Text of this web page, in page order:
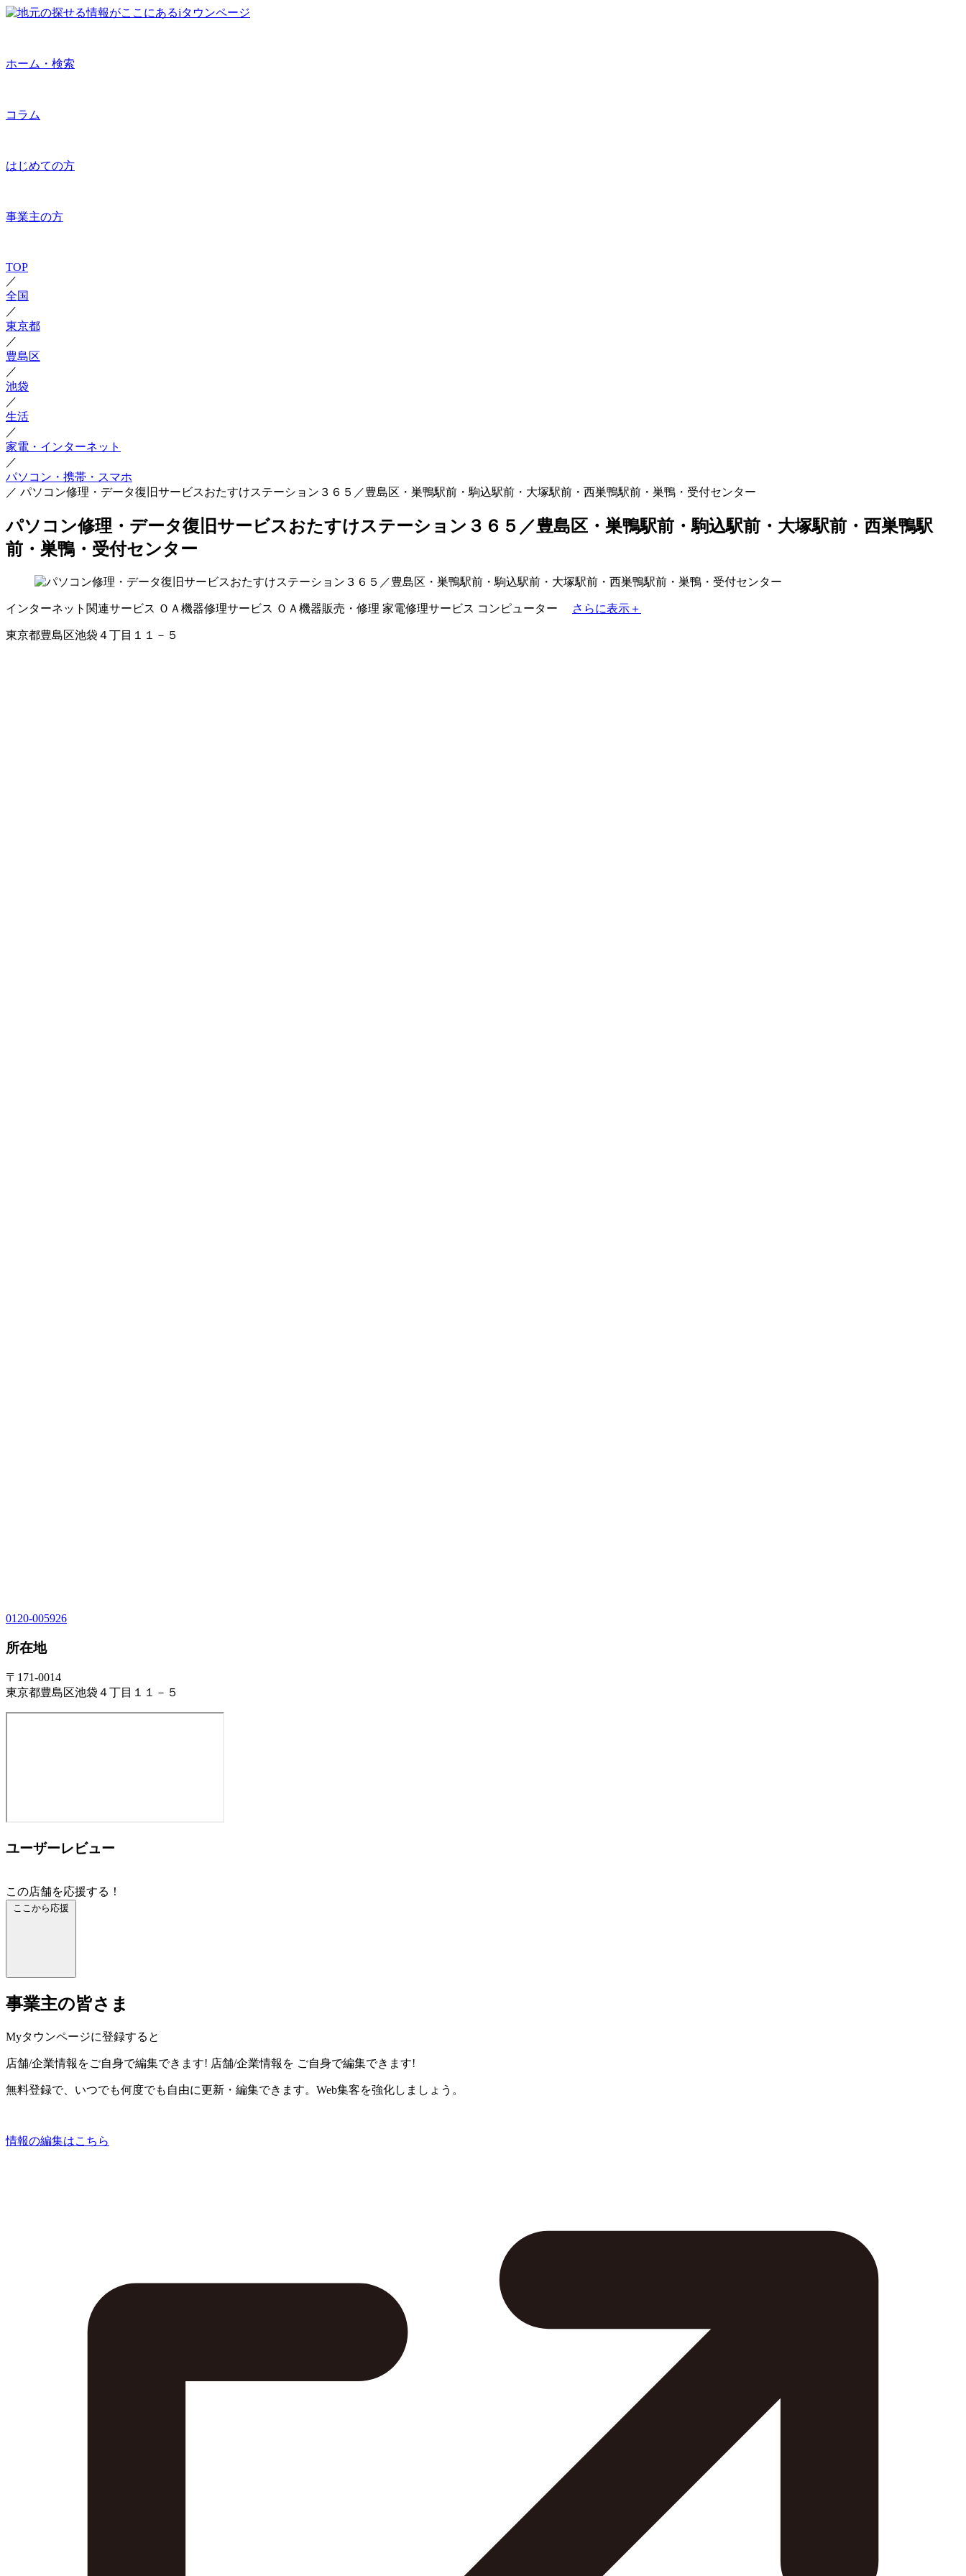
ホーム・検索
コラム
はじめての方
事業主の方
TOP
／
全国
／
東京都
／
豊島区
／
池袋
／
生活
／
家電・インターネット
／
パソコン・携帯・スマホ
／ パソコン修理・データ復旧サービスおたすけステーション３６５／豊島区・巣鴨駅前・駒込駅前・大塚駅前・西巣鴨駅前・巣鴨・受付センター
パソコン修理・データ復旧サービスおたすけステーション３６５／豊島区・巣鴨駅前・駒込駅前・大塚駅前・西巣鴨駅
前・巣鴨・受付センター
インターネット関連サービス ＯＡ機器修理サービス ＯＡ機器販売・修理 家電修理サービス コンピューター さらに表示＋
東京都豊島区池袋４丁目１１－５
0120-005926
所在地
〒171-0014
東京都豊島区池袋４丁目１１－５
ユーザーレビュー
この店舗を応援する！
ここから応援
事業主の皆さま
Myタウンページに登録すると
店舗/企業情報をご自身で編集できます! 店舗/企業情報を ご自身で編集できます!
無料登録で、いつでも何度でも自由に更新・編集できます。Web集客を強化しましょう。
情報の編集はこちら